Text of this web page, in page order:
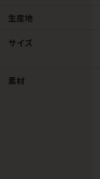
生産地
サイズ
素材